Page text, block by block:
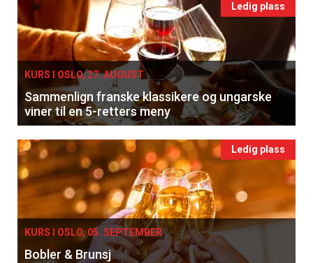
Ledig plass
KURS I OSLO, 27. AUGUST
Sammenlign franske klassikere og ungarske
viner til en 5-retters meny
Ledig plass
KURS I OSLO, 05. SEPTEMBER
Bobler & Brunsj